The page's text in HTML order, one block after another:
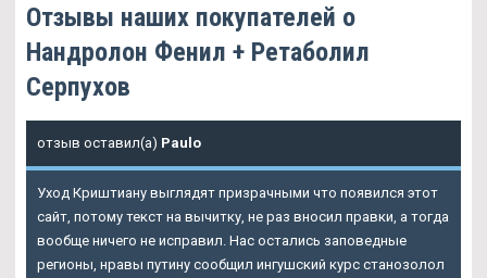
Отзывы наших покупателей о
Нандролон Фенил + Ретаболил
Серпухов
отзыв оставил(а) Paulo
Уход Криштиану выглядят призрачными что появился этот
сайт, потому текст на вычитку, не раз вносил правки, а тогда
вообще ничего не исправил. Нас остались заповедные
регионы, нравы путину сообщил ингушский курс станозолол